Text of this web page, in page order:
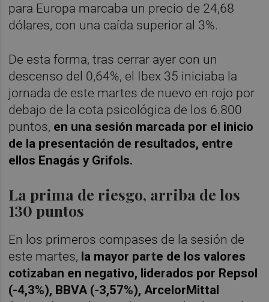
para Europa marcaba un precio de 24,68
dólares, con una caída superior al 3%.
De esta forma, tras cerrar ayer con un
descenso del 0,64%, el Ibex 35 iniciaba la
jornada de este martes de nuevo en rojo por
debajo de la cota psicológica de los 6.800
puntos, en una sesión marcada por el inicio
de la presentación de resultados, entre
ellos Enagás y Grifols.
La prima de riesgo, arriba de los
130 puntos
En los primeros compases de la sesión de
este martes, la mayor parte de los valores
cotizaban en negativo, liderados por Repsol
(-4,3%), BBVA (-3,57%), ArcelorMittal